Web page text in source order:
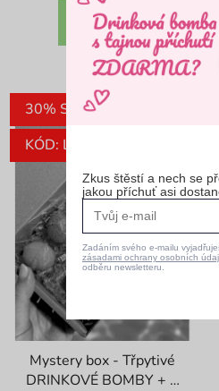
z
5
hvězdiček.
DETAIL
30% SLEVA
KÓD: LETO30
Mystery box - Třpytivé
DRINKOVÉ BOMBY + 1
Zkus štěstí a nech se
jakou příchuť asi
Zadáním svého e-mailu
zásadami ochrany osobních
odběru newsletteru.